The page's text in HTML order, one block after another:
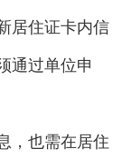
居住证卡内信
通过单位申
也需在居住